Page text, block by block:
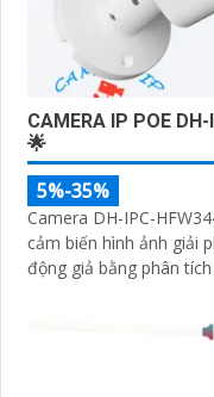
CAMERA IP POE
🌟
5%-35%
Camera DH-IPC-
cảm biến hình ảnh giải
động giả bằng phân